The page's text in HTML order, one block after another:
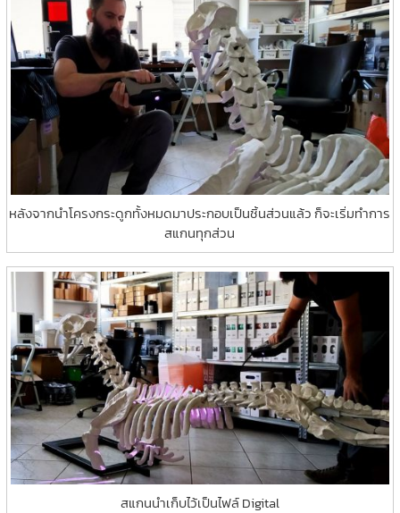
หลังจากนำโครงกระดูกทั้งหมดมาประกอบเป็นชิ้นส่วนแล้ว ก็จะเริ่มทำการ
สแกนทุกส่วน
สแกนนำเก็บไว้เป็นไฟล์ Digital